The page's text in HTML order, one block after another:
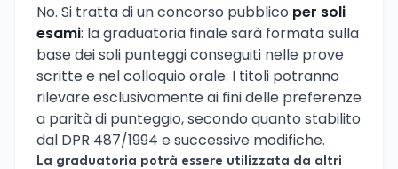
No. Si tratta di un concorso pubblico per soli
esami: la graduatoria finale sarà formata sulla
base dei soli punteggi conseguiti nelle prove
scritte e nel colloquio orale. I titoli potranno
rilevare esclusivamente ai fini delle preferenze
a parità di punteggio, secondo quanto stabilito
dal DPR 487/1994 e successive modifiche.
La graduatoria potrà essere utilizzata da altri